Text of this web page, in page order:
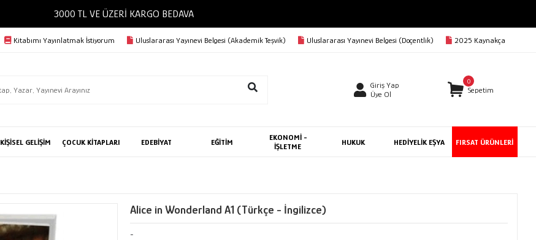
3000 TL VE ÜZERİ KARGO BEDAVA
Kitabımı Yayınlatmak İstiyorum Uluslararası Yayınevi Belgesi (Akademik Teşvik) Uluslararası Yayınevi Belgesi (Doçentlik) 2025 Kaynakça
Giriş Yap
Üye Ol
0
Sepetim
KİŞİSEL GELİŞİM ÇOCUK KİTAPLARI EDEBİYAT EĞİTİM
EKONOMİ -
İŞLETME
HUKUK HEDİYELİK EŞYA FIRSAT ÜRÜNLERİ
Alice in Wonderland A1 (Türkçe - İngilizce)
-